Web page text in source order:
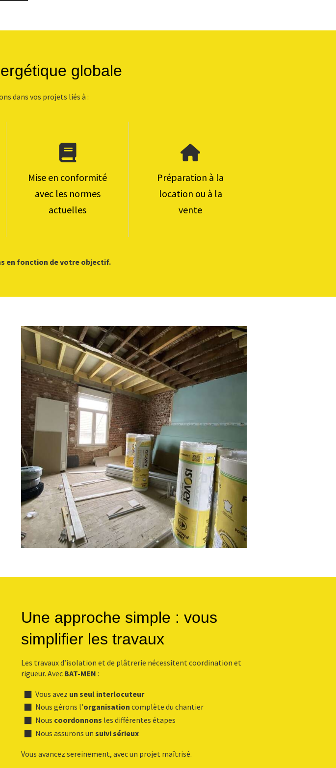
globale
dans vos projets liés à :
Mise en conformité
avec les normes
actuelles
Préparation à la
location ou à la
vente
en fonction de votre objectif.
Une approche simple : vous
simplifier les travaux
Les travaux d’isolation et de plâtrerie nécessitent coordination et
rigueur. Avec BAT-MEN :
Vous avez un seul interlocuteur
Nous gérons l’organisation complète du chantier
Nous coordonnons les différentes étapes
Nous assurons un suivi sérieux
Vous avancez sereinement, avec un projet maîtrisé.